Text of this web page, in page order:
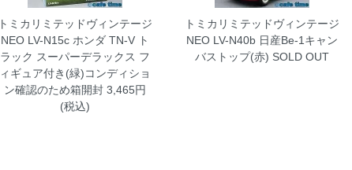
トミカリミテッドヴィンテージ
NEO LV-N15c ホンダ TN-V ト
ラック スーパーデラックス フ
ィギュア付き(緑)コンディショ
ン確認のため箱開封 3,465円
(税込)
トミカリミテッドヴィンテージ
NEO LV-N40b 日産Be-1キャン
バストップ(赤) SOLD OUT